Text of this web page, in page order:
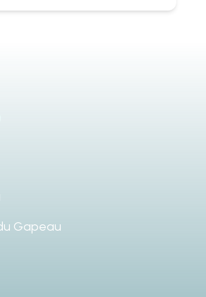
Gapeau